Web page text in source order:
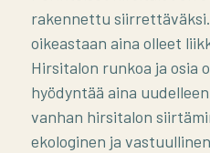
rakennettu
oikeastaan aina olleet
Hirsitalon runkoa ja osia
hyödyntää aina
vanhan hirsitalon
ekologinen ja